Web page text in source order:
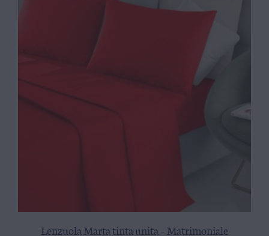
Lenzuola Marta tinta unita – Matrimoniale